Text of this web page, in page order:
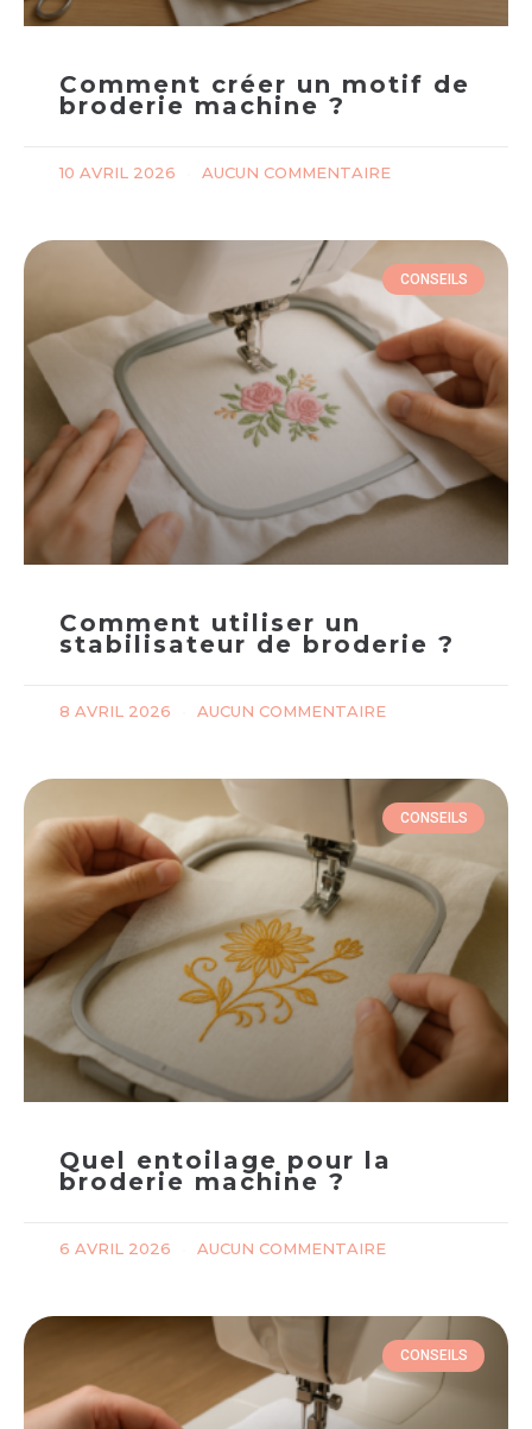
Comment créer un motif de
broderie machine ?
10 AVRIL 2026 AUCUN COMMENTAIRE
CONSEILS
Comment utiliser un
stabilisateur de broderie ?
8 AVRIL 2026 AUCUN COMMENTAIRE
CONSEILS
Quel entoilage pour la
broderie machine ?
6 AVRIL 2026 AUCUN COMMENTAIRE
CONSEILS